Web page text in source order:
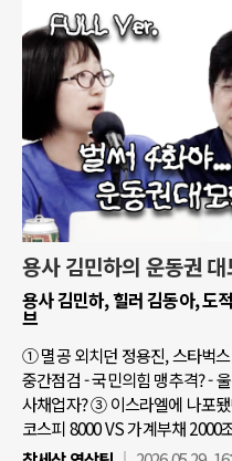
용사 김민하의 운동권
용사 김민하, 힐러 김동아, 도
브
① 멸공 외치던 정용진, 스타벅
중간점검 - 국민의힘 맹추격? -
사채업자? ③ 이스라엘에 나포
코스피 8000 VS 가계부채 2000